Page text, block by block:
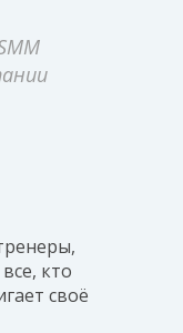
кто
своё